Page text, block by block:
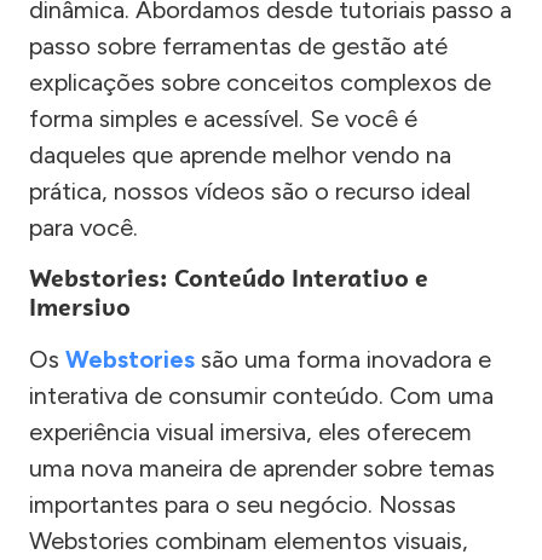
dinâmica. Abordamos desde tutoriais passo a
passo sobre ferramentas de gestão até
explicações sobre conceitos complexos de
forma simples e acessível. Se você é
daqueles que aprende melhor vendo na
prática, nossos vídeos são o recurso ideal
para você.
Webstories: Conteúdo Interativo e
Imersivo
Os Webstories são uma forma inovadora e
interativa de consumir conteúdo. Com uma
experiência visual imersiva, eles oferecem
uma nova maneira de aprender sobre temas
importantes para o seu negócio. Nossas
Webstories combinam elementos visuais,